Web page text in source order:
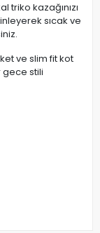
triko kazağınızı
sıcak ve
ve slim fit kot
gece stili